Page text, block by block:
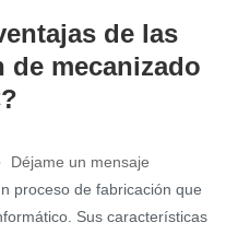
de las
de mecanizado
Déjame un mensaje
proceso de fabricación que
Sus características